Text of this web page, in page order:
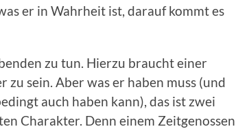
er in Wahrheit ist, darauf kommt es
zu tun. Hierzu braucht einer
sein. Aber was er haben muss (und
auch haben kann), das ist zwei
Charakter. Denn einem Zeitgenossen